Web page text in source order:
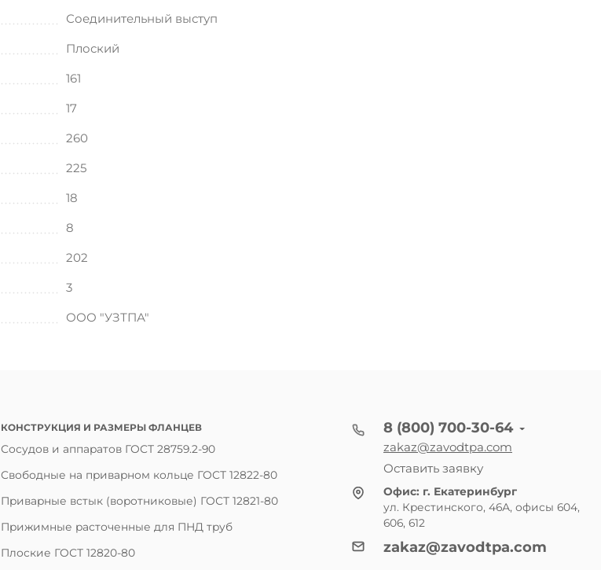
Соединительный выступ
Плоский
161
17
260
225
18
8
202
3
ООО "УЗТПА"
КОНСТРУКЦИЯ И РАЗМЕРЫ ФЛАНЦЕВ
Сосудов и аппаратов ГОСТ 28759.2-90
Свободные на приварном кольце ГОСТ 12822-80
Приварные встык (воротниковые) ГОСТ 12821-80
Прижимные расточенные для ПНД труб
Плоские ГОСТ 12820-80
8 (800) 700-30-64
zakaz@zavodtpa.com
Оставить заявку
Офис: г. Екатеринбург
ул. Крестинского, 46А, офисы 604,
606, 612
zakaz@zavodtpa.com